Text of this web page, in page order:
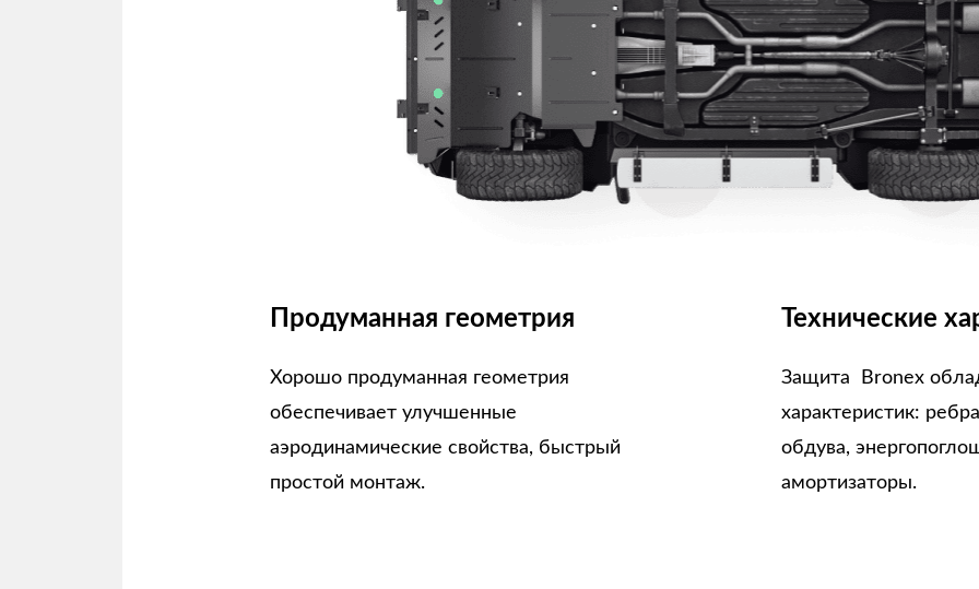
Продуманная геометрия
Хорошо продуманная геометрия
обеспечивает улучшенные
аэродинамические свойства, быстрый
простой монтаж.
Технические
Защита Bronex
характеристик:
обдува,
амортизаторы.